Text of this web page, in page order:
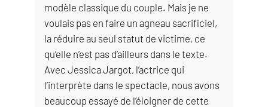
modèle classique du couple. Mais je ne
voulais pas en faire un agneau sacrificiel,
la réduire au seul statut de victime, ce
qu’elle n’est pas d’ailleurs dans le texte.
Avec Jessica Jargot, l’actrice qui
l’interprète dans le spectacle, nous avons
beaucoup essayé de l’éloigner de cette